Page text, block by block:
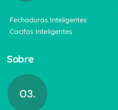
Fechaduras Inteligentes
Cacifos Inteligentes
Sobre